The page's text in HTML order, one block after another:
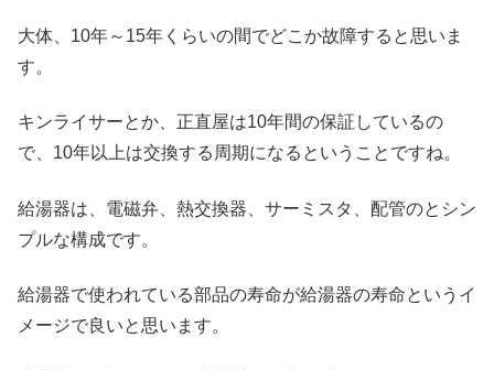
大体、10年～15年くらいの間でどこか故障すると思いま
す。
キンライサーとか、正直屋は10年間の保証しているの
で、10年以上は交換する周期になるということですね。
給湯器は、電磁弁、熱交換器、サーミスタ、配管のとシン
プルな構成です。
給湯器で使われている部品の寿命が給湯器の寿命というイ
メージで良いと思います。